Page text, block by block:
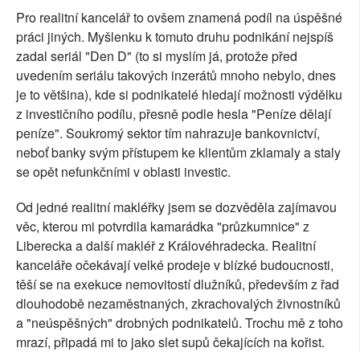
Pro realitní kancelář to ovšem znamená podíl na úspěšné
práci jiných. Myšlenku k tomuto druhu podnikání nejspíš
zadal seriál "Den D" (to si myslím já, protože před
uvedením seriálu takových inzerátů mnoho nebylo, dnes
je to většina), kde si podnikatelé hledají možnosti výdělku
z investičního podílu, přesně podle hesla "Peníze dělají
peníze". Soukromý sektor tím nahrazuje bankovnictví,
neboť banky svým přístupem ke klientům zklamaly a staly
se opět nefunkčními v oblasti investic.
Od jedné realitní makléřky jsem se dozvěděla zajímavou
věc, kterou mi potvrdila kamarádka "průzkumnice" z
Liberecka a další makléř z Královéhradecka. Realitní
kanceláře očekávají velké prodeje v blízké budoucnosti,
těší se na exekuce nemovitostí dlužníků, především z řad
dlouhodobě nezaměstnaných, zkrachovalých živnostníků
a "neúspěšných" drobných podnikatelů. Trochu mě z toho
mrazí, připadá mi to jako slet supů čekajících na kořist.